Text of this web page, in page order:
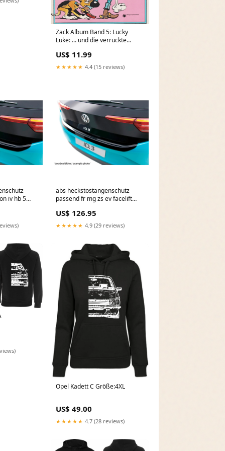
Zack Album Band 5: Lucky
Luke: ... und die verrückte
US$ 11.99
★★★★★ 4.4 (15 reviews)
iv hb 5
abs heckstostangenschutz
passend fr mg zs ev facelift
CL441487
US$ 126.95
★★★★★ 4.9 (29 reviews)
Opel Kadett C Größe:4XL
US$ 49.00
★★★★★ 4.7 (28 reviews)